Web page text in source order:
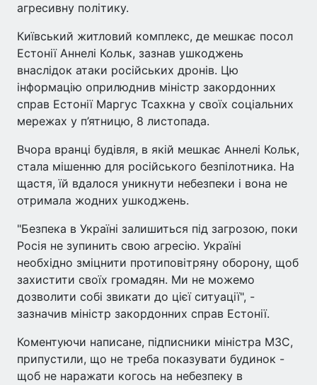
агресивну політику.
Київський житловий комплекс, де мешкає посол
Естонії Аннелі Кольк, зазнав ушкоджень
внаслідок атаки російських дронів. Цю
інформацію оприлюднив міністр закордонних
справ Естонії Маргус Тсахкна у своїх соціальних
мережах у п’ятницю, 8 листопада.
Вчора вранці будівля, в якій мешкає Аннелі Кольк,
стала мішенню для російського безпілотника. На
щастя, їй вдалося уникнути небезпеки і вона не
отримала жодних ушкоджень.
"Безпека в Україні залишиться під загрозою, поки
Росія не зупинить свою агресію. Україні
необхідно зміцнити протиповітряну оборону, щоб
захистити своїх громадян. Ми не можемо
дозволити собі звикати до цієї ситуації", -
зазначив міністр закордонних справ Естонії.
Коментуючи написане, підписники міністра МЗС,
припустили, що не треба показувати будинок -
щоб не наражати когось на небезпеку в